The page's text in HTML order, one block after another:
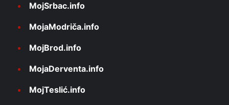
MojSrbac.info
MojaModriča.info
MojBrod.info
MojaDerventa.info
MojTeslić.info